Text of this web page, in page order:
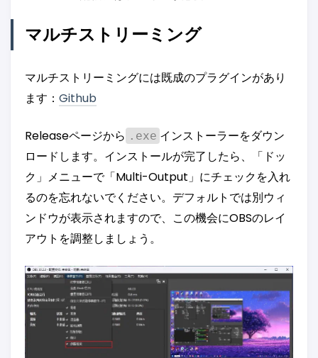
マルチストリーミング
マルチストリーミングには既成のプラグインがあり
ます： Github
Releaseページから .exe インストーラーをダウン
ロードします。インストールが完了したら、「ドッ
ク」メニューで「Multi-Output」にチェックを入れ
るのを忘れないでください。デフォルトでは別ウィ
ンドウが表示されますので、この機会にOBSのレイ
アウトを調整しましょう。